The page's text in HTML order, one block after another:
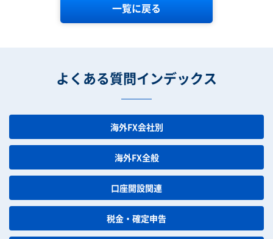
一覧に戻る
よくある質問インデックス
海外FX会社別
海外FX全般
口座開設関連
税金・確定申告